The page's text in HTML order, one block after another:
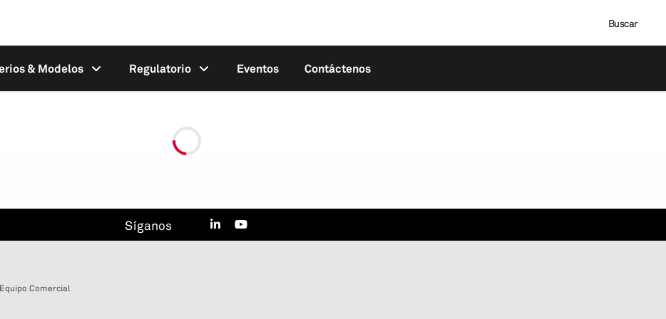
Buscar
& Modelos Regulatorio Eventos Contáctenos
Síganos
Comercial